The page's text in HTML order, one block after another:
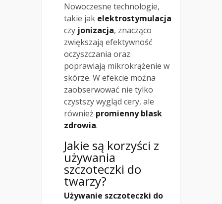
Nowoczesne technologie,
takie jak elektrostymulacja
czy jonizacja, znacząco
zwiększają efektywność
oczyszczania oraz
poprawiają mikrokrążenie w
skórze. W efekcie można
zaobserwować nie tylko
czystszy wygląd cery, ale
również promienny blask
zdrowia.
Jakie są korzyści z
używania
szczoteczki do
twarzy?
Używanie szczoteczki do